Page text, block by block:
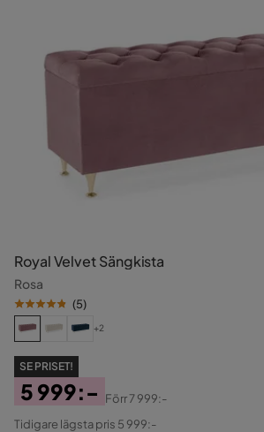
Royal Velvet Sängkista
Rosa
(5)
+2
SE PRISET!
Pris
5 999:-
Original
Förr7 999:-
Tidigare lägsta pris 5 999:-